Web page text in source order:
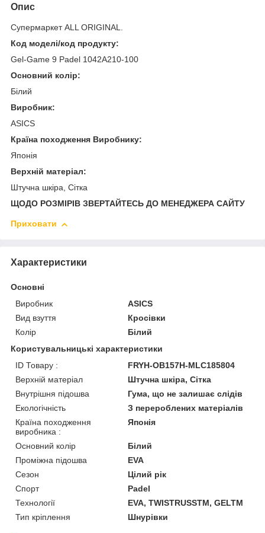
Опис
Супермаркет ALL ORIGINAL.
Код моделі/код продукту:
Gel-Game 9 Padel 1042A210-100
Основний колір:
Білий
Виробник:
ASICS
Країна походження Виробнику:
Японія
Верхній матеріал:
Штучна шкіра, Сітка
ЩОДО РОЗМІРІВ ЗВЕРТАЙТЕСЬ ДО МЕНЕДЖЕРА САЙТУ
Приховати
Характеристики
Основні
Виробник
ASICS
Вид взуття
Кросівки
Колір
Білий
Користувальницькі характеристики
ID Товару :
FRYH-OB157H-MLC185804
Верхній матеріал
Штучна шкіра, Сітка
Внутрішня підошва
Гума, що не залишає слідів
Екологічність
З перероблених матеріалів
Країна походження
виробника :
Японія
Основний колір
Білий
Проміжна підошва
EVA
Сезон
Цілий рік
Спорт
Padel
Технології
EVA, TWISTRUSSTM, GELTM
Тип кріплення
Шнурівки